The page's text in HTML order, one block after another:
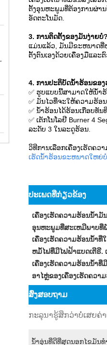
ຕັ້ງອຸນຫະພູມທີ່ຕ້ອງການຜ່າ
ອັດຕະໂນມັດ.
3. ການຕິດຕັ້ງຂອງມັນງ່າຍບໍ?
ແມ່ນແລ້ວ, ມັນມີຂະຫນາດທີ່
ຕັ້ງຕົນເອງດ້ວຍເຄື່ອງມືແລະ
4. ການປະຕິບັດນ້ໍາຮ້ອນຂອ
✅ ຮູບແບບນີ້ສາມາດໃຫ້ນ້ໍາ
✅ ມັນໄວທີ່ຈະໃຫ້ຄວາມຮ້ອ
✅ ນ້ໍາຮ້ອນໄດ້ຮ້ອນເກືອບທັນ
✅ ເຕັກໂນໂລຢີ Burner 4
ລະດັບ 3 ໃນລະດູຮ້ອນ.
ວິທີການເລືອກເຄື່ອງເຮັດຄວ
ເຮັດນ້ໍາຮ້ອນຂະຫນາດໃຫຍ່
ປະເພດທີ່ກ່ຽວຂ້ອງ
ເຄື່ອງເຮັດຄວາມຮ້ອນນ້ໍາມັ
ອຸນຫະພູມທີ່ສະເຫມີພາບທີ່
ເຄື່ອງເຮັດຄວາມຮ້ອນນ້ໍາທີ່
ຫມໍ້ໄຟທີ່ມີໄຟຟ້າແບດເຕີຣີ.
ເຄື່ອງເຮັດຄວາມຮ້ອນນ້ໍາທີ່
ອາໄຫຼ່ຂອງເຄື່ອງເຮັດຄວາ
ສົ່ງສອບຖາມ
ກະລຸນາຮູ້ສຶກວ່າບໍ່ເສຍຄ່